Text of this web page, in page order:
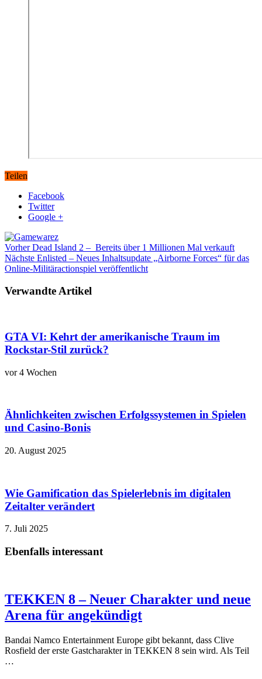
Teilen
Facebook
Twitter
Google +
VorherDead Island 2 – Bereits über 1 Millionen Mal verkauft
Nächste Enlisted – Neues Inhaltsupdate „Airborne Forces“ für das
Online-Militäractionspiel veröffentlicht
Verwandte Artikel
GTA VI: Kehrt der amerikanische Traum im
Rockstar-Stil zurück?
vor 4 Wochen
Ähnlichkeiten zwischen Erfolgssystemen in Spielen
und Casino‑Bonis
20. August 2025
Wie Gamification das Spielerlebnis im digitalen
Zeitalter verändert
7. Juli 2025
Ebenfalls interessant
TEKKEN 8 – Neuer Charakter und neue
Arena für angekündigt
Bandai Namco Entertainment Europe gibt bekannt, dass Clive
Rosfield der erste Gastcharakter in TEKKEN 8 sein wird. Als Teil
…